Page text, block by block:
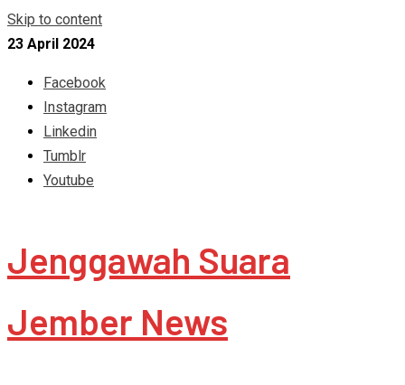
Skip to content
23 April 2024
Facebook
Instagram
Linkedin
Tumblr
Youtube
Jenggawah Suara
Jember News